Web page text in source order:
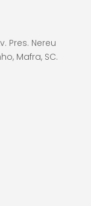
Pres. Nereu
Mafra, SC.